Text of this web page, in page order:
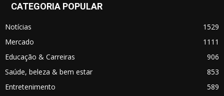
CATEGORIA POPULAR
Notícias
1529
Mercado
1111
Educação & Carreiras
906
Saúde, beleza & bem estar
853
Entretenimento
589